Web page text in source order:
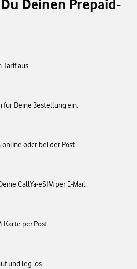
Deinen Prepaid-
Tarif aus.
für Deine Bestellung ein.
online oder bei der Post.
CallYa-eSIM per E-Mail.
Karte per Post.
und leg los.